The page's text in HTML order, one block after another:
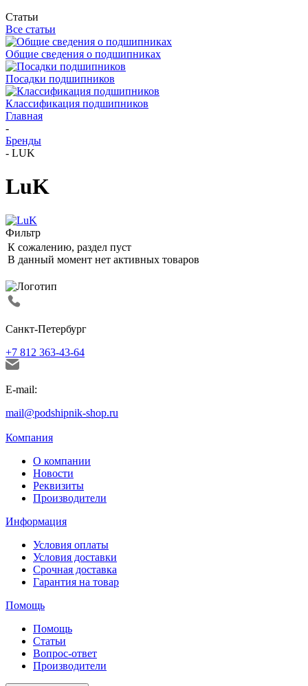
Статьи
Все статьи
Общие сведения о подшипниках
Посадки подшипников
Классификация подшипников
Главная
-
Бренды
- LUK
LuK
Фильтр
К сожалению, раздел пуст
В данный момент нет активных товаров
Санкт-Петербург
+7 812 363-43-64
E-mail:
mail@podshipnik-shop.ru
Компания
О компании
Новости
Реквизиты
Производители
Информация
Условия оплаты
Условия доставки
Срочная доставка
Гарантия на товар
Помощь
Помощь
Статьи
Вопрос-ответ
Производители